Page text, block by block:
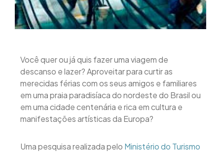
Você quer ou já quis fazer uma viagem de
descanso e lazer? Aproveitar para curtir as
merecidas férias com os seus amigos e familiares
em uma praia paradisíaca do nordeste do Brasil ou
em uma cidade centenária e rica em cultura e
manifestações artísticas da Europa?
Uma pesquisa realizada pelo Ministério do Turismo